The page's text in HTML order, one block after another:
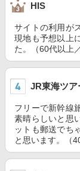
HIS
サイトの利用が
現地も予想以上
た。（60代以上
JR東海ツア
フリーで新幹線
素晴らしいと思
ットも郵送でち
と思います。（